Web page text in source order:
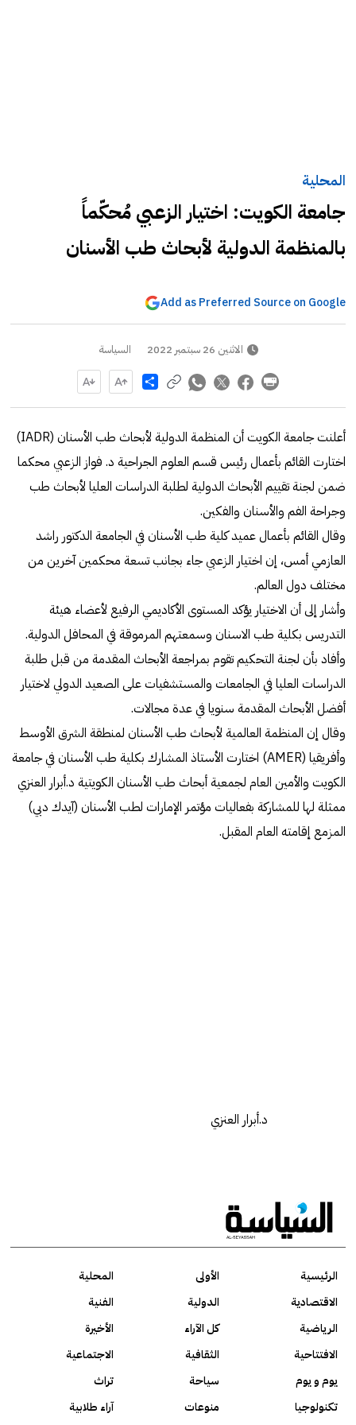
المحلية
جامعة الكويت: اختيار الزعبي مُحكّماً
بالمنظمة الدولية لأبحاث طب الأسنان
Add as Preferred Source on Google
الاثنين 26 سبتمبر 2022 السياسة
Share
أعلنت جامعة الكويت أن المنظمة الدولية لأبحاث طب الأسنان (IADR)
اختارت القائم بأعمال رئيس قسم العلوم الجراحية د. فواز الزعبي محكما
ضمن لجنة تقييم الأبحاث الدولية لطلبة الدراسات العليا لأبحاث طب
وجراحة الفم والأسنان والفكين.
وقال القائم بأعمال عميد كلية طب الأسنان في الجامعة الدكتور راشد
العازمي أمس، إن اختيار الزعبي جاء بجانب تسعة محكمين آخرين من
مختلف دول العالم.
وأشار إلى أن الاختيار يؤكد المستوى الأكاديمي الرفيع لأعضاء هيئة
التدريس بكلية طب الاسنان وسمعتهم المرموقة في المحافل الدولية.
وأفاد بأن لجنة التحكيم تقوم بمراجعة الأبحاث المقدمة من قبل طلبة
الدراسات العليا في الجامعات والمستشفيات على الصعيد الدولي لاختيار
أفضل الأبحاث المقدمة سنويا في عدة مجالات.
وقال إن المنظمة العالمية لأبحاث طب الأسنان لمنطقة الشرق الأوسط
وأفريقيا (AMER) اختارت الأستاذ المشارك بكلية طب الأسنان في جامعة
الكويت والأمين العام لجمعية أبحاث طب الأسنان الكويتية د.أبرار العنزي
ممثلة لها للمشاركة بفعاليات مؤتمر الإمارات لطب الأسنان (آيدك دبي)
المزمع إقامته العام المقبل.
د.أبرار العنزي
الرئيسية الأولى
المحلية
الاقتصادية
الدولية
الفنية
الرياضية
كل الآراء
الأخيرة
الافتتاحية
الثقافية
الاجتماعية
يوم و يوم
سياحة
تراث
تكنولوجيا
منوعات آراء طلابية